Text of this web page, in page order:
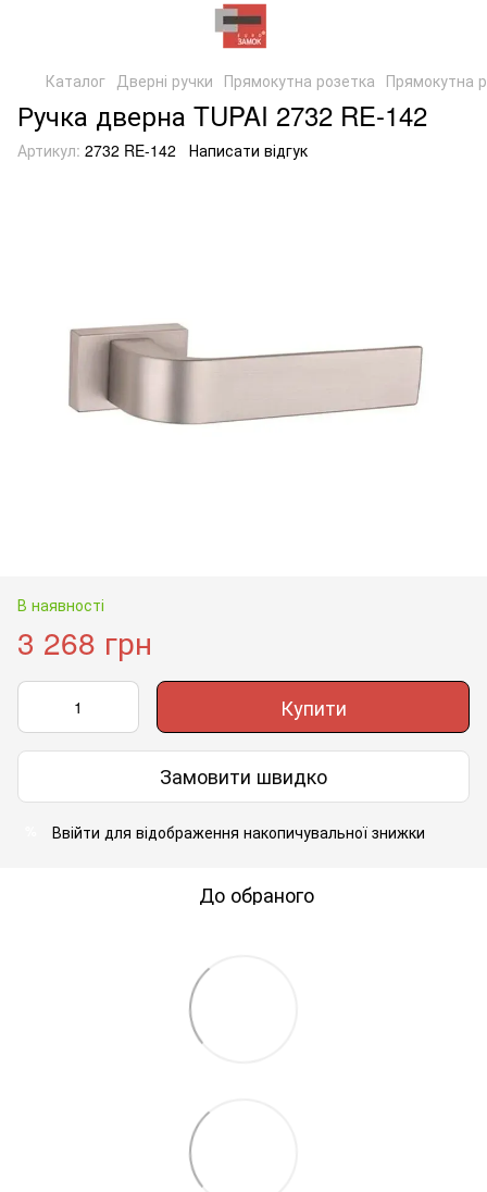
Каталог Дверні ручки Прямокутна розетка Прямокутна
Ручка дверна TUPAI 2732 RE-142
Артикул: 2732 RE-142 Написати відгук
В наявності
3 268 грн
Купити
Замовити швидко
Ввійти для відображення накопичувальної знижки
До обраного